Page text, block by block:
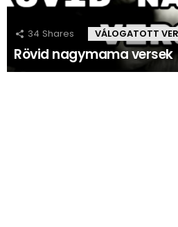
34 Shares VÁLOGATOTT
Rövid nagymama versek